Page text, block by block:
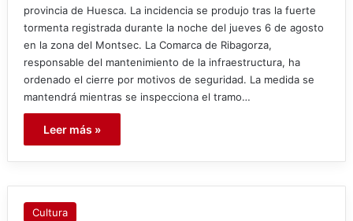
provincia de Huesca. La incidencia se produjo tras la fuerte
tormenta registrada durante la noche del jueves 6 de agosto
en la zona del Montsec. La Comarca de Ribagorza,
responsable del mantenimiento de la infraestructura, ha
ordenado el cierre por motivos de seguridad. La medida se
mantendrá mientras se inspecciona el tramo…
Leer más »
Cultura